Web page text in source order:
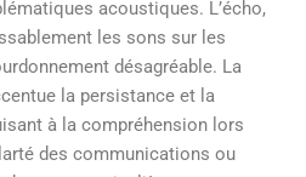
acoustiques. L’écho,
les sons sur les
désagréable. La
la persistance et la
à la compréhension lors
des communications ou